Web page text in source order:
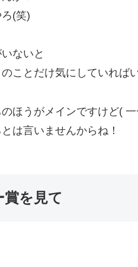
(笑)
ないと
ことだけ気にしていればい
ほうがメインですけど( 一
は言いませんからね！
を見て